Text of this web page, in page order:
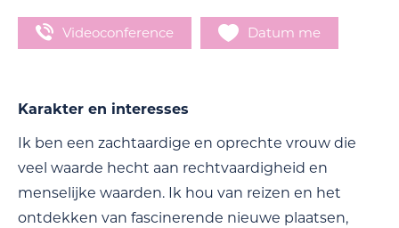
Videoconference Datum me
Karakter en interesses
Ik ben een zachtaardige en oprechte vrouw die
veel waarde hecht aan rechtvaardigheid en
menselijke waarden. Ik hou van reizen en het
ontdekken van fascinerende nieuwe plaatsen,